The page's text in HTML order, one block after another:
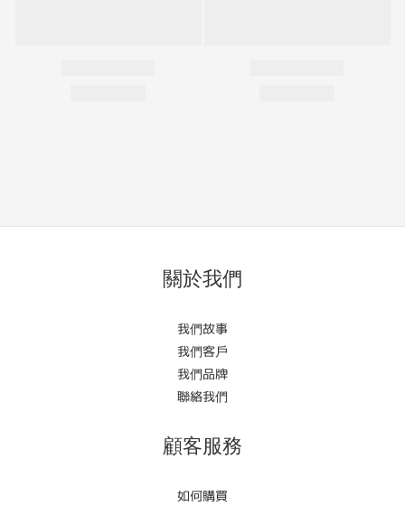
關於我們
我們故事
我們客戶
我們品牌
聯絡我們
顧客服務
如何購買